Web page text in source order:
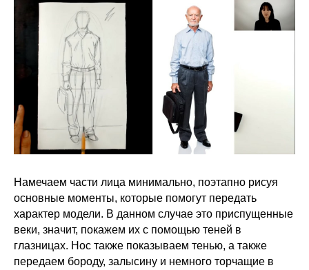
Намечаем части лица минимально, поэтапно рисуя
основные моменты, которые помогут передать
характер модели. В данном случае это приспущенные
веки, значит, покажем их с помощью теней в
глазницах. Нос также показываем тенью, а также
передаем бороду, залысину и немного торчащие в